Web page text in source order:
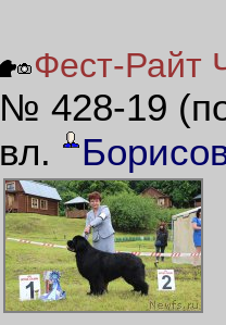
Фест-Райт
№ 428-19
вл.